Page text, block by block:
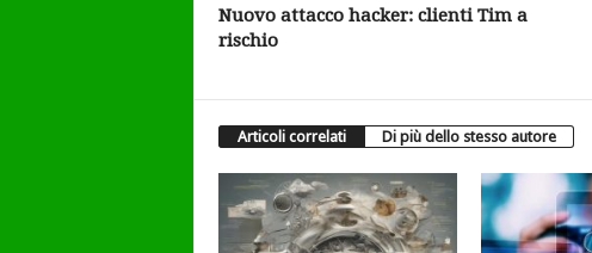
Nuovo attacco hacker: clienti Tim a
rischio
Articoli correlati Di più dello stesso autore